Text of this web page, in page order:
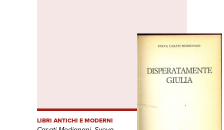
LIBRI ANTICHI E MODERNI